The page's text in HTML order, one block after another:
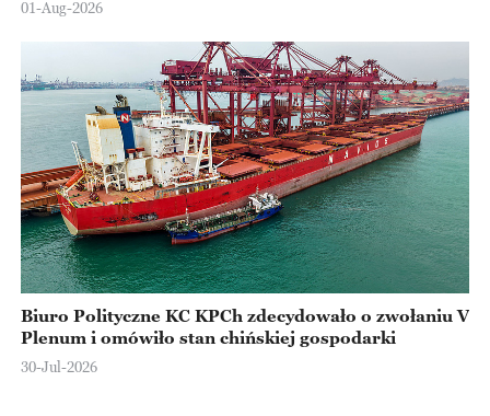
01-Aug-2026
Biuro Polityczne KC KPCh zdecydowało o zwołaniu V
Plenum i omówiło stan chińskiej gospodarki
30-Jul-2026